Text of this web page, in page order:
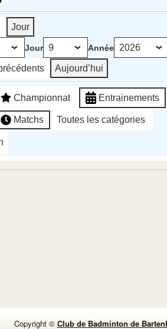
Jour
Jour Année
Aujourd’hui
Championnat Entrainements
Matchs Toutes les catégories
Copyright © Club de Badminton de